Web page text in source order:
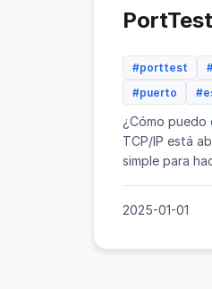
#porttest
#puerto
¿Cómo puedo
TCP/IP está
simple para
2025-01-01